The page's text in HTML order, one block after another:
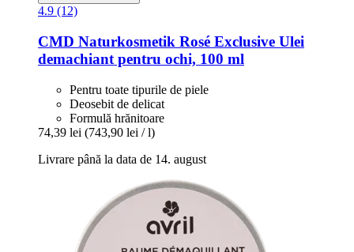
4.9 (12)
CMD Naturkosmetik Rosé Exclusive Ulei
demachiant pentru ochi, 100 ml
Pentru toate tipurile de piele
Deosebit de delicat
Formulă hrănitoare
74,39 lei (743,90 lei / l)
Livrare până la data de 14. august